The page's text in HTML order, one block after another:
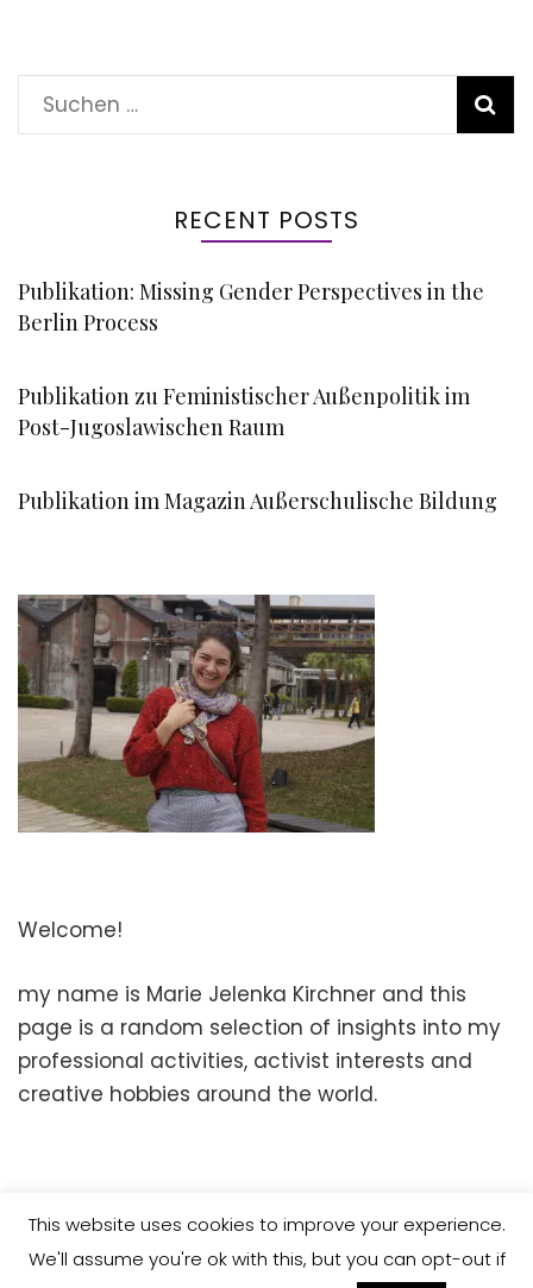
Suchen
nach:
RECENT POSTS
Publikation: Missing Gender Perspectives in the
Berlin Process
Publikation zu Feministischer Außenpolitik im
Post-Jugoslawischen Raum
Publikation im Magazin Außerschulische Bildung
Welcome!
my name is Marie Jelenka Kirchner and this
page is a random selection of insights into my
professional activities, activist interests and
creative hobbies around the world.
2026 CopyrightMarie Jelenka Kirchner .Blossom Feminine |
This website uses cookies to improve your experience.
We'll assume you're ok with this, but you can opt-out if